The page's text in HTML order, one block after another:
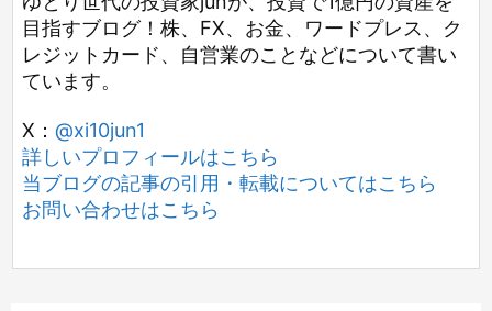
目指すブログ！株、FX、お金、ワードプレス、ク
レジットカード、自営業のことなどについて書い
ています。
X： @xi10jun1
詳しいプロフィールはこちら
当ブログの記事の引用・転載についてはこちら
お問い合わせはこちら